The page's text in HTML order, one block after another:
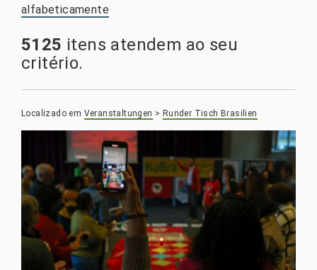
alfabeticamente
5125 itens atendem ao seu
critério.
Localizado em Veranstaltungen > Runder Tisch Brasilien